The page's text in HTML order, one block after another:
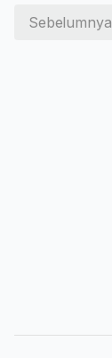
Sebelumnya